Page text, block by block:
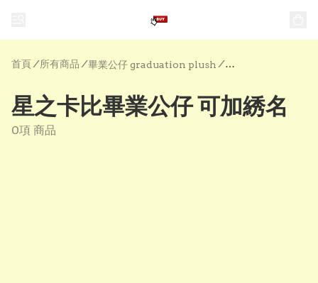
首頁/ 所有商品 /畢業公仔 graduation plush /
星之卡比畢業公仔 可加綉名
0項 商品